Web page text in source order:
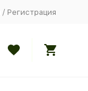
/ Регистрация